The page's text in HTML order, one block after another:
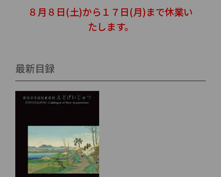
８月８日(土)から１７日(月)まで休業い
たします。
最新目録